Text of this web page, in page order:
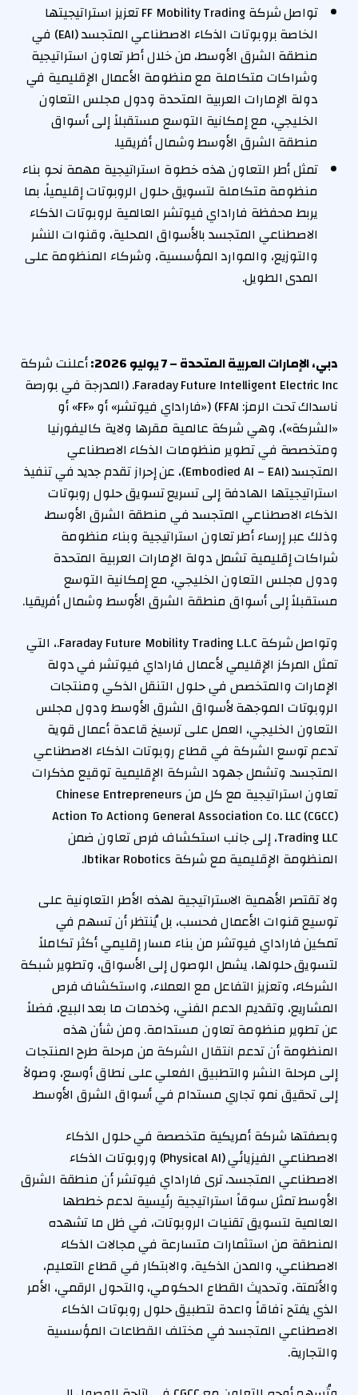
تواصل شركة FF Mobility Trading تعزيز استراتيجيتها
الخاصة بروبوتات الذكاء الاصطناعي المتجسد (EAI) في
منطقة الشرق الأوسط، من خلال أطر تعاون استراتيجية
وشراكات متكاملة مع منظومة الأعمال الإقليمية في
دولة الإمارات العربية المتحدة ودول مجلس التعاون
الخليجي، مع إمكانية التوسع مستقبلاً إلى أسواق
منطقة الشرق الأوسط وشمال أفريقيا.
تمثل أطر التعاون هذه خطوة استراتيجية مهمة نحو بناء
منظومة متكاملة لتسويق حلول الروبوتات إقليمياً، بما
يربط محفظة فاراداي فيوتشر العالمية لروبوتات الذكاء
الاصطناعي المتجسد بالأسواق المحلية، وقنوات النشر
والتوزيع، والموارد المؤسسية، وشركاء المنظومة على
المدى الطويل.
دبي، الإمارات العربية المتحدة – 7 يوليو 2026:
أعلنت شركة
Faraday Future Intelligent Electric Inc. (المدرجة في بورصة
ناسداك تحت الرمز: FFAI) («فاراداي فيوتشر» أو «FF» أو
«الشركة»)، وهي شركة عالمية مقرها ولاية كاليفورنيا
ومتخصصة في تطوير منظومات الذكاء الاصطناعي
المتجسد (Embodied AI – EAI)، عن إحراز تقدم جديد في تنفيذ
استراتيجيتها الهادفة إلى تسريع تسويق حلول روبوتات
الذكاء الاصطناعي المتجسد في منطقة الشرق الأوسط،
وذلك عبر إرساء أطر تعاون استراتيجية وبناء منظومة
شراكات إقليمية تشمل دولة الإمارات العربية المتحدة
ودول مجلس التعاون الخليجي، مع إمكانية التوسع
مستقبلاً إلى أسواق منطقة الشرق الأوسط وشمال أفريقيا.
وتواصل شركة Faraday Future Mobility Trading L.L.C.، التي
تمثل المركز الإقليمي لأعمال فاراداي فيوتشر في دولة
الإمارات والمتخصص في حلول التنقل الذكي ومنتجات
الروبوتات الموجهة لأسواق الشرق الأوسط ودول مجلس
التعاون الخليجي، العمل على ترسيخ قاعدة أعمال قوية
تدعم توسع الشركة في قطاع روبوتات الذكاء الاصطناعي
المتجسد. وتشمل جهود الشركة الإقليمية توقيع مذكرات
تعاون استراتيجية مع كل من Chinese Entrepreneurs
General Association Co. LLC (CGCC) وAction To Action
Trading LLC، إلى جانب استكشاف فرص تعاون ضمن
المنظومة الإقليمية مع شركة Ibtikar Robotics.
ولا تقتصر الأهمية الاستراتيجية لهذه الأطر التعاونية على
توسيع قنوات الأعمال فحسب، بل يُنتظر أن تسهم في
تمكين فاراداي فيوتشر من بناء مسار إقليمي أكثر تكاملاً
لتسويق حلولها، يشمل الوصول إلى الأسواق، وتطوير شبكة
الشركاء، وتعزيز التفاعل مع العملاء، واستكشاف فرص
المشاريع، وتقديم الدعم الفني، وخدمات ما بعد البيع، فضلاً
عن تطوير منظومة تعاون مستدامة. ومن شأن هذه
المنظومة أن تدعم انتقال الشركة من مرحلة طرح المنتجات
إلى مرحلة النشر والتطبيق الفعلي على نطاق أوسع، وصولاً
إلى تحقيق نمو تجاري مستدام في أسواق الشرق الأوسط.
وبصفتها شركة أمريكية متخصصة في حلول الذكاء
الاصطناعي الفيزيائي (Physical AI) وروبوتات الذكاء
الاصطناعي المتجسد، ترى فاراداي فيوتشر أن منطقة الشرق
الأوسط تمثل سوقاً استراتيجية رئيسية لدعم خططها
العالمية لتسويق تقنيات الروبوتات، في ظل ما تشهده
المنطقة من استثمارات متسارعة في مجالات الذكاء
الاصطناعي، والمدن الذكية، والابتكار في قطاع التعليم،
والأتمتة، وتحديث القطاع الحكومي، والتحول الرقمي، الأمر
الذي يفتح آفاقاً واعدة لتطبيق حلول روبوتات الذكاء
الاصطناعي المتجسد في مختلف القطاعات المؤسسية
والتجارية.